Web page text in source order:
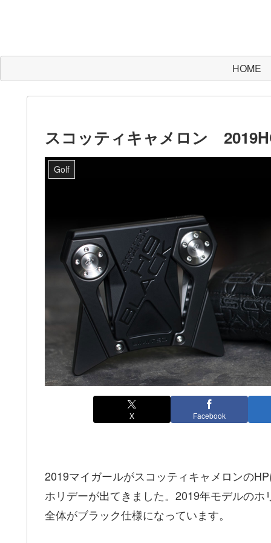
HOME
スコッティキャメロン
Golf
X Facebook
2019マイガールがスコッティキャメロンの
ホリデーが出てきました。2019年モデルの
全体がブラック仕様になっています。